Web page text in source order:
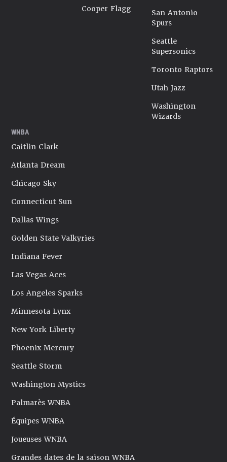
Cooper Flagg
San Antonio
Spurs
Seattle
Supersonics
Toronto Raptors
Utah Jazz
Washington
Wizards
WNBA
Caitlin Clark
Atlanta Dream
Chicago Sky
Connecticut Sun
Dallas Wings
Golden State Valkyries
Indiana Fever
Las Vegas Aces
Los Angeles Sparks
Minnesota Lynx
New York Liberty
Phoenix Mercury
Seattle Storm
Washington Mystics
Palmarès WNBA
Équipes WNBA
Joueuses WNBA
Grandes dates de la saison WNBA